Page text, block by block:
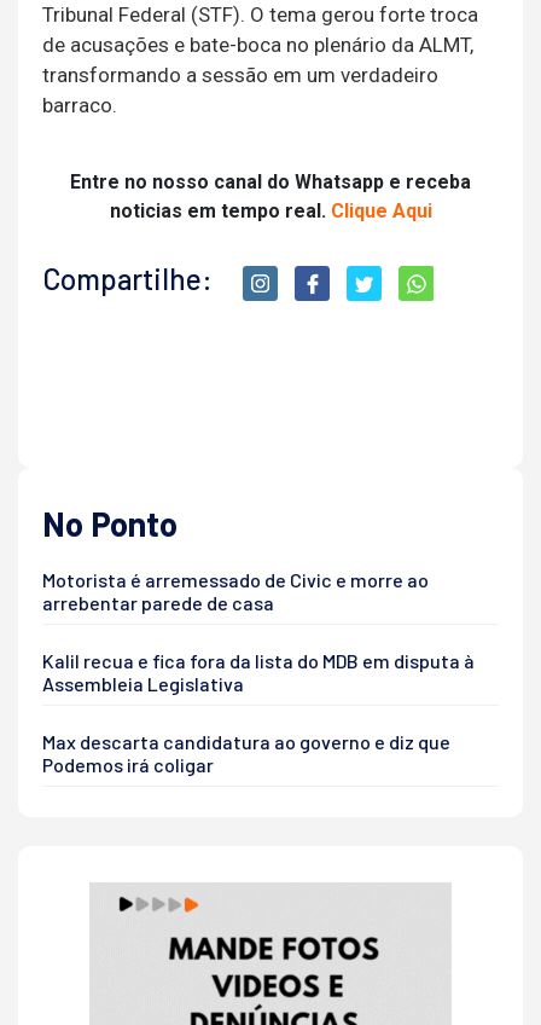
Tribunal Federal (STF). O tema gerou forte troca
de acusações e bate-boca no plenário da ALMT,
transformando a sessão em um verdadeiro
barraco.
Entre no nosso canal do Whatsapp e receba
noticias em tempo real. Clique Aqui
Compartilhe:
No Ponto
Motorista é arremessado de Civic e morre ao
arrebentar parede de casa
Kalil recua e fica fora da lista do MDB em disputa à
Assembleia Legislativa
Max descarta candidatura ao governo e diz que
Podemos irá coligar